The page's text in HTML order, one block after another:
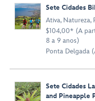
Sete Cidades
Ativa, Natureza,
$104,00* (A
8 a 9 anos)
Ponta Delgada
Sete Cidades
and Pineapple